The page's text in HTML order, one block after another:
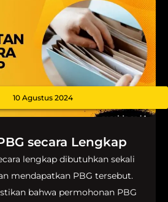
10 Agustus 2024
secara Lengkap
lengkap dibutuhkan sekali
mendapatkan PBG tersebut.
bahwa permohonan PBG